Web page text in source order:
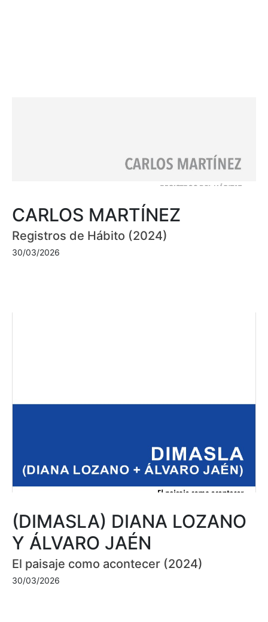
CARLOS MARTÍNEZ
Registros de Hábito (2024)
30/03/2026
(DIMASLA) DIANA LOZANO
Y ÁLVARO JAÉN
El paisaje como acontecer (2024)
30/03/2026